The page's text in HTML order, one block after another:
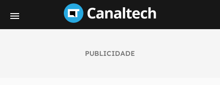
PUBLICIDADE